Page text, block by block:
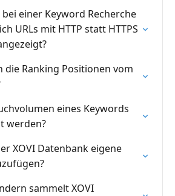
einer Keyword Recherche
URLs mit HTTP statt HTTPS
die Ranking Positionen vom
eines Keywords
werden?
XOVI Datenbank eigene
sammelt XOVI